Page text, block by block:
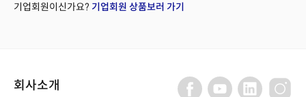
기업회원이신가요? 기업회원 상품보러 가기
회사소개